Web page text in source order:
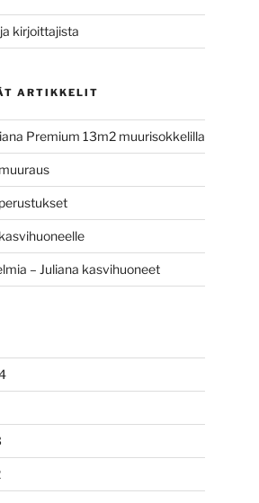
kirjoittajista
ARTIKKELIT
Premium 13m2 muurisokkelilla
– Juliana kasvihuoneet